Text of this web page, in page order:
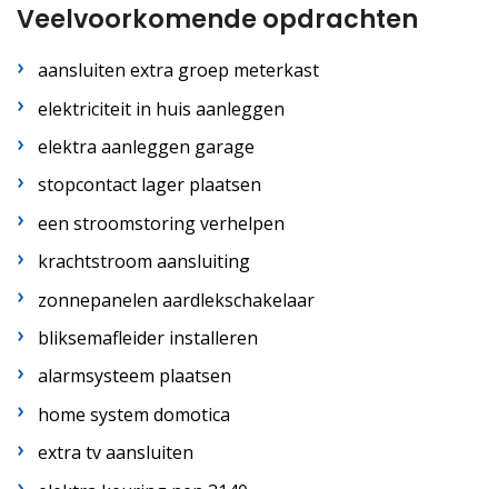
Veelvoorkomende opdrachten
aansluiten extra groep meterkast
elektriciteit in huis aanleggen
elektra aanleggen garage
stopcontact lager plaatsen
een stroomstoring verhelpen
krachtstroom aansluiting
zonnepanelen aardlekschakelaar
bliksemafleider installeren
alarmsysteem plaatsen
home system domotica
extra tv aansluiten